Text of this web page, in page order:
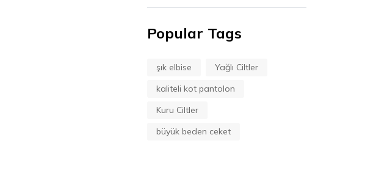
Popular Tags
şık elbise
Yağlı Ciltler
kaliteli kot pantolon
Kuru Ciltler
büyük beden ceket